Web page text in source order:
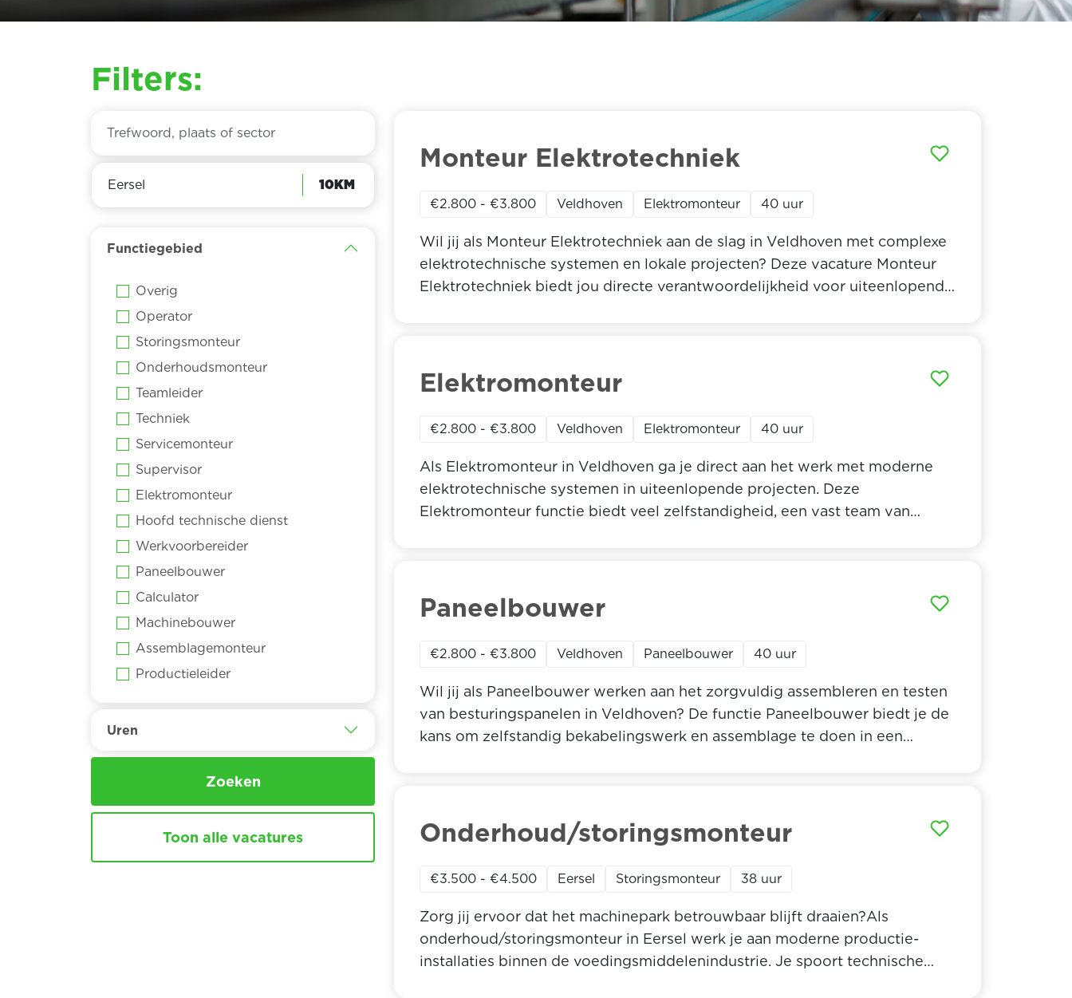
Filters:
Functiegebied
Overig
Operator
Storingsmonteur
Onderhoudsmonteur
Teamleider
Techniek
Servicemonteur
Supervisor
Elektromonteur
Hoofd technische dienst
Werkvoorbereider
Paneelbouwer
Calculator
Machinebouwer
Assemblagemonteur
Productieleider
Uren
Zoeken
Toon alle vacatures
Monteur Elektrotechniek
€2.800 - €3.800 Veldhoven Elektromonteur 40 uur
Wil jij als Monteur Elektrotechniek aan de slag in Veldhoven met complexe
elektrotechnische systemen en lokale projecten? Deze vacature Monteur
Elektrotechniek biedt jou directe verantwoordelijkheid voor uiteenlopende
Elektromonteur
€2.800 - €3.800 Veldhoven Elektromonteur 40 uur
Als Elektromonteur in Veldhoven ga je direct aan het werk met moderne
elektrotechnische systemen in uiteenlopende projecten. Deze
Elektromonteur functie biedt veel zelfstandigheid, een vast team van
Elektromonteur in Veldhoven.
Paneelbouwer
€2.800 - €3.800 Veldhoven Paneelbouwer 40 uur
Wil jij als Paneelbouwer werken aan het zorgvuldig assembleren en testen
van besturingspanelen in Veldhoven? De functie Paneelbouwer biedt je de
kans om zelfstandig bekabelingswerk en assemblage te doen in een
functie in Veldhoven jou te bieden heeft.
Onderhoud/storingsmonteur
€3.500 - €4.500 Eersel Storingsmonteur 38 uur
Zorg jij ervoor dat het machinepark betrouwbaar blijft draaien?Als
onderhoud/storingsmonteur in Eersel werk je aan moderne productie-
installaties binnen de voedingsmiddelenindustrie. Je spoort technische